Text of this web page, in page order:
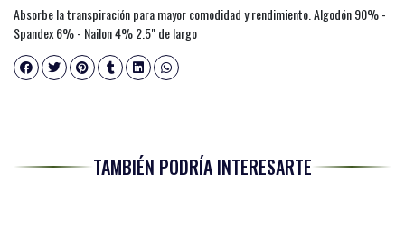
Absorbe la transpiración para mayor comodidad y rendimiento. Algodón 90% -
Spandex 6% - Nailon 4% 2.5" de largo
TAMBIÉN PODRÍA INTERESARTE